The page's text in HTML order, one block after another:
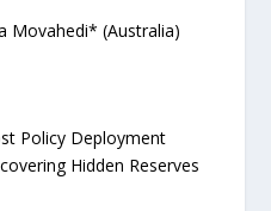
Movahedi* (Australia)
Policy Deployment
Hidden Reserves